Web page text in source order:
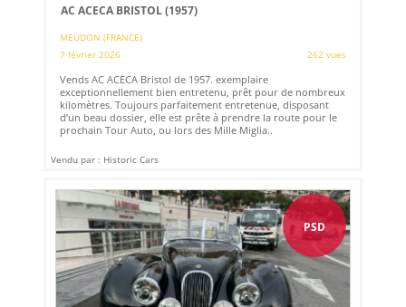
AC ACECA BRISTOL (1957)
MEUDON (FRANCE)
7 février 2026
262 vues
Vends AC ACECA Bristol de 1957. exemplaire
exceptionnellement bien entretenu, prêt pour de nombreux
kilomètres. Toujours parfaitement entretenue, disposant
d’un beau dossier, elle est prête à prendre la route pour le
prochain Tour Auto, ou lors des Mille Miglia..
Vendu par : Historic Cars
PSD